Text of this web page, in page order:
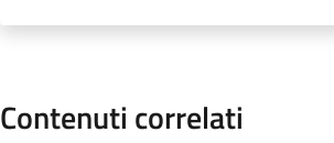
Contenuti correlati